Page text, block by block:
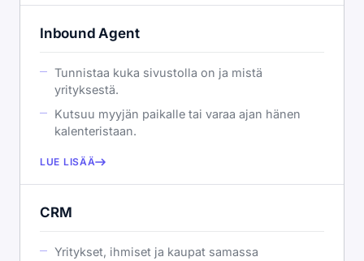
Inbound Agent
Tunnistaa kuka sivustolla on ja mistä
yrityksestä.
Kutsuu myyjän paikalle tai varaa ajan hänen
kalenteristaan.
LUE LISÄÄ
CRM
Yritykset, ihmiset ja kaupat samassa